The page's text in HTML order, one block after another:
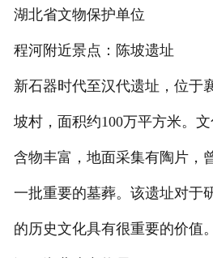
湖北省文物保护单位
程河附近景点：陈坡遗址
新石器时代至汉代遗址，位于
坡村，面积约100万平方米。
含物丰富，地面采集有陶片，
一批重要的墓葬。该遗址对于
的历史文化具有很重要的价值